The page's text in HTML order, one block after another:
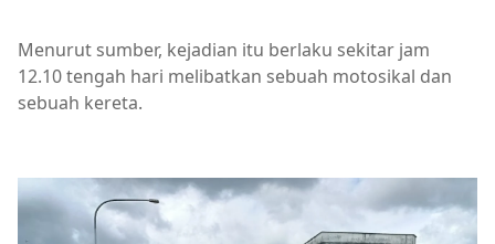
Menurut sumber, kejadian itu berlaku sekitar jam
12.10 tengah hari melibatkan sebuah motosikal dan
sebuah kereta.